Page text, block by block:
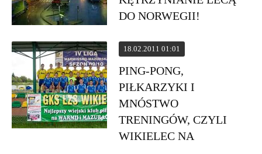
DO NORWEGII!
18.02.2011 01:01
PING-PONG,
PIŁKARZYKI I
MNÓSTWO
TRENINGÓW, CZYLI
WIKIELEC NA